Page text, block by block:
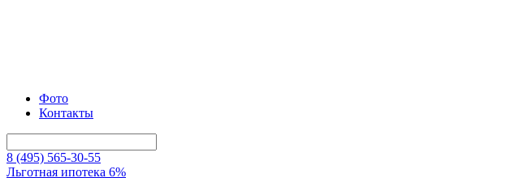
Фото
Контакты
8 (495) 565-30-55
Льготная ипотека 6%